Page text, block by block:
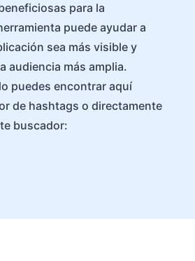
para la
puede ayudar a
sea más visible y
audiencia más amplia.
puedes encontrar aquí
de hashtags o directamente
buscador: